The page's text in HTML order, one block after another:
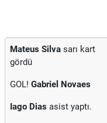
Mateus Silva sarı kart
gördü
GOL! Gabriel Novaes
Iago Dias asist yaptı.